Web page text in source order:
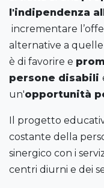
l'indipendenza
incrementare
alternative a
è di favorire e
persone disabili
un'opportunità
Il progetto
costante della
sinergico con i
centri diurni e dei